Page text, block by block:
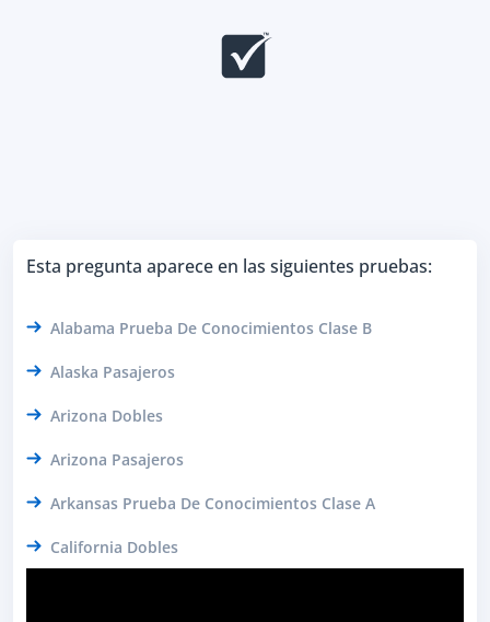
Esta pregunta aparece en las siguientes pruebas:
Alabama Prueba De Conocimientos Clase B
Alaska Pasajeros
Arizona Dobles
Arizona Pasajeros
Arkansas Prueba De Conocimientos Clase A
California Dobles